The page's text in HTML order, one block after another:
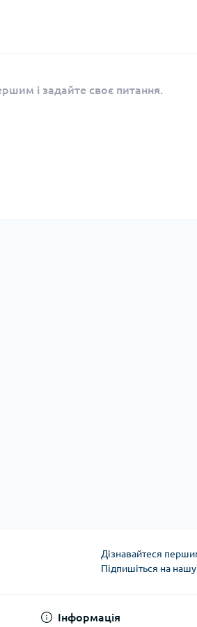
і задайте своє питання.
Дізнавайтеся
Підпишіться на
Інформація